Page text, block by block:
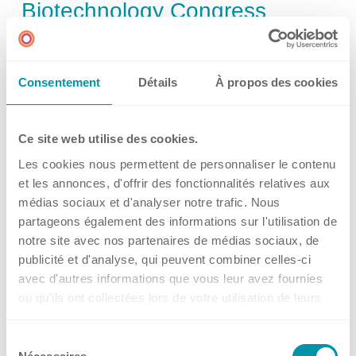
Consentement Détails À propos des cookies
Ce site web utilise des cookies.
Les cookies nous permettent de personnaliser le contenu
et les annonces, d'offrir des fonctionnalités relatives aux
médias sociaux et d'analyser notre trafic. Nous
partageons également des informations sur l'utilisation de
notre site avec nos partenaires de médias sociaux, de
publicité et d'analyse, qui peuvent combiner celles-ci
avec d'autres informations que vous leur avez fournies
ou qu'ils ont collectées lors de votre utilisation de leurs
Multimedia
Social Media
Hauptsitz, Filialen und Partner
Filialen
Biotechnology Congress
von 22.09.2026
Netherlands
17 Jul, 2026•Kuhner Shaker Benelux
Events
🔬 𝗞𝘂𝗵𝗻𝗲𝗿 𝗦𝗰𝗶𝗲𝗻𝗰𝗲 𝗧𝗮𝗹𝗸 –
Get what you screen for: Fed-
batch cultivations at small
scale